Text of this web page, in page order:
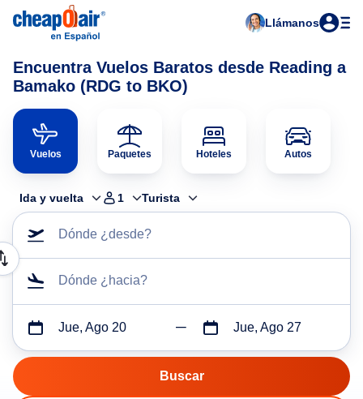
Llámanos
Encuentra Vuelos Baratos desde Reading a
Bamako (RDG to BKO)
Vuelos Paquetes Hoteles Autos
Ida y vuelta 1 Turista
Dónde ¿desde?
Dónde ¿hacia?
Jue, Ago 20 Jue, Ago 27